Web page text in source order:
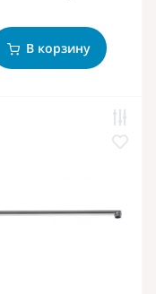
В корзину